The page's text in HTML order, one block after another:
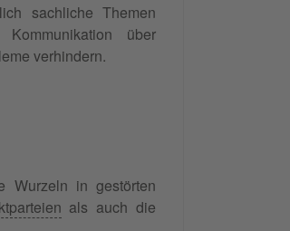
sachliche Themen
über
verhindern.
Wurzeln in gestörten
als auch die